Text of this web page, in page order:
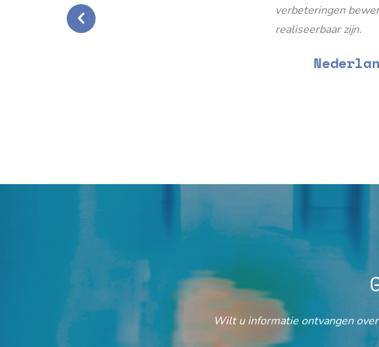
verbeteringen
realiseerbaar zijn.
Wilt u informatie ontvangen